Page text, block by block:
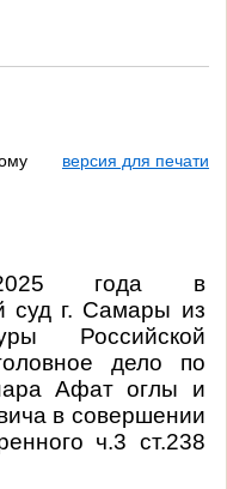
версия для печати
года в
суд г. Самары из
Российской
дело по
Афат оглы и
в совершении
ч.3 ст.238